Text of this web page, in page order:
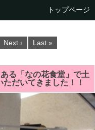
トップページ
Next › Last »
る「なの花食堂」で土
だいてきました！！